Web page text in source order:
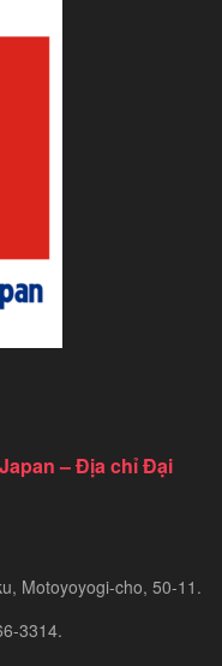
– Địa chỉ Đại
Motoyoyogi-cho, 50-11.
3314.